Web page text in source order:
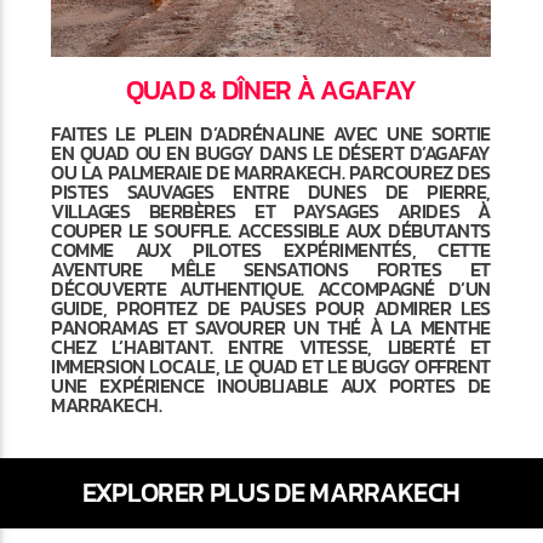
QUAD & DÎNER À AGAFAY
FAITES LE PLEIN D’ADRÉNALINE AVEC UNE SORTIE
EN QUAD OU EN BUGGY DANS LE DÉSERT D’AGAFAY
OU LA PALMERAIE DE MARRAKECH. PARCOUREZ DES
PISTES SAUVAGES ENTRE DUNES DE PIERRE,
VILLAGES BERBÈRES ET PAYSAGES ARIDES À
COUPER LE SOUFFLE. ACCESSIBLE AUX DÉBUTANTS
COMME AUX PILOTES EXPÉRIMENTÉS, CETTE
AVENTURE MÊLE SENSATIONS FORTES ET
DÉCOUVERTE AUTHENTIQUE. ACCOMPAGNÉ D’UN
GUIDE, PROFITEZ DE PAUSES POUR ADMIRER LES
PANORAMAS ET SAVOURER UN THÉ À LA MENTHE
CHEZ L’HABITANT. ENTRE VITESSE, LIBERTÉ ET
IMMERSION LOCALE, LE QUAD ET LE BUGGY OFFRENT
UNE EXPÉRIENCE INOUBLIABLE AUX PORTES DE
MARRAKECH.
EXPLORER PLUS DE MARRAKECH